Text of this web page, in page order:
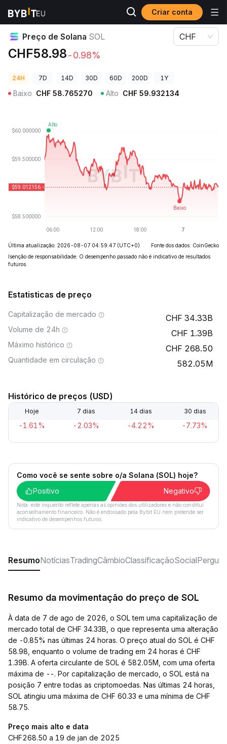
Criar conta
Preços de Criptomoedas Preço de Solana SOL
Preço de Solana SOL
CHF58.98-0.98%
CHF
24H 7D 14D 30D 60D 200D 1Y
Baixo CHF 58.765270 Alto CHF 59.932134
Última atualização: 2026-08-07 04:59:47 (UTC+0)
Fonte dos dados: CoinGecko
Isenção de responsabilidade: O desempenho passado não é indicativo de resultados
futuros.
Estatisticas de preço
Capitalização de mercado 34.33B
Volume de 24h 1.39B
Máximo histórico 268.50
Quantidade em circulação 582.05M
Histórico de preços (USD)
Hoje 7 dias 14 dias 30 dias
-1.61% -2.03% -4.22% -7.73%
Como você se sente sobre o/a Solana (SOL) hoje?
Positivo
Negativo
Nota: este inquérito reflete apenas as opiniões dos utilizadores e não constitui
aconselhamento financeiro. Não é endossado pela Bybit EU nem pretende ser
indicativo de desempenhos futuros.
ResumoNotíciasTradingCâmbioClassificaçãoSocial
Resumo da movimentação do preço de SOL
À data de 7 de ago de 2026, o SOL tem uma capitalização de
mercado total de CHF 34.33B, o que representa uma alteração
de -0.85% nas últimas 24 horas. O preço atual do SOL é CHF
58.98, enquanto o volume de trading em 24 horas é CHF
1.39B. A oferta circulante de SOL é 582.05M, com uma oferta
máxima de --. Por capitalização de mercado, o SOL está na
posição 7 entre todas as criptomoedas. Nas últimas 24 horas,
SOL atingiu uma máxima de CHF 60.33 e uma mínima de CHF
58.75.
Preço mais alto e data
CHF268.50 a 19 de jan de 2025